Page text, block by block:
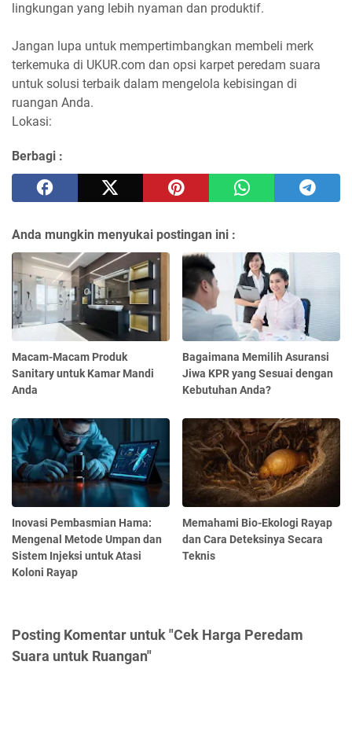
lingkungan yang lebih nyaman dan produktif.
Jangan lupa untuk mempertimbangkan membeli merk
terkemuka di UKUR.com dan opsi karpet peredam suara
untuk solusi terbaik dalam mengelola kebisingan di
ruangan Anda.
Lokasi:
Berbagi :
Anda mungkin menyukai postingan ini :
Macam-Macam Produk
Sanitary untuk Kamar Mandi
Anda
Bagaimana Memilih Asuransi
Jiwa KPR yang Sesuai dengan
Kebutuhan Anda?
Inovasi Pembasmian Hama:
Mengenal Metode Umpan dan
Sistem Injeksi untuk Atasi
Koloni Rayap
Memahami Bio-Ekologi Rayap
dan Cara Deteksinya Secara
Teknis
Posting Komentar untuk "Cek Harga Peredam
Suara untuk Ruangan"